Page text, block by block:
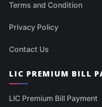
Terms and Condition
Privacy Policy
Contact Us
LIC PREMIUM BILL
LIC Premium Bill Payment